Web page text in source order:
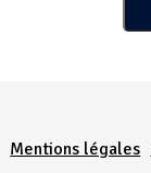
Mentions légales